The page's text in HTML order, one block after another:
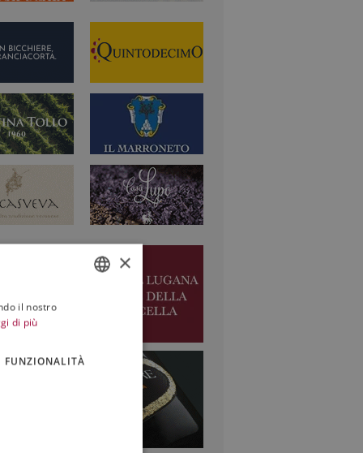
×
il nostro
di più
FUNZIONALITÀ